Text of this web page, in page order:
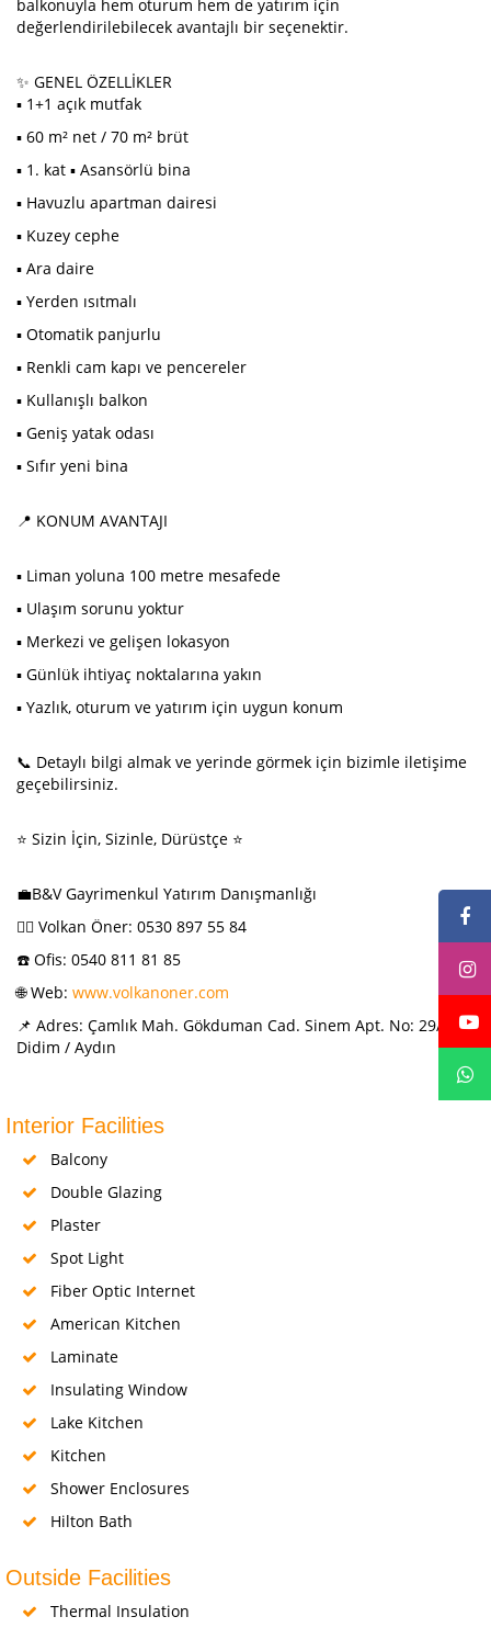
balkonuyla hem oturum hem de yatırım için
değerlendirilebilecek avantajlı bir seçenektir.
✨ GENEL ÖZELLİKLER
▪️ 1+1 açık mutfak
▪️ 60 m² net / 70 m² brüt
▪️ 1. kat ▪️ Asansörlü bina
▪️ Havuzlu apartman dairesi
▪️ Kuzey cephe
▪️ Ara daire
▪️ Yerden ısıtmalı
▪️ Otomatik panjurlu
▪️ Renkli cam kapı ve pencereler
▪️ Kullanışlı balkon
▪️ Geniş yatak odası
▪️ Sıfır yeni bina
📍 KONUM AVANTAJI
▪️ Liman yoluna 100 metre mesafede
▪️ Ulaşım sorunu yoktur
▪️ Merkezi ve gelişen lokasyon
▪️ Günlük ihtiyaç noktalarına yakın
▪️ Yazlık, oturum ve yatırım için uygun konum
📞 Detaylı bilgi almak ve yerinde görmek için bizimle iletişime
geçebilirsiniz.
⭐ Sizin İçin, Sizinle, Dürüstçe ⭐
💼B&V Gayrimenkul Yatırım Danışmanlığı
💁‍♂️ Volkan Öner: 0530 897 55 84
☎️ Ofis: 0540 811 81 85
🌐 Web: www.volkanoner.com
📌 Adres: Çamlık Mah. Gökduman Cad. Sinem Apt. No: 29/C
Didim / Aydın
Interior Facilities
Balcony
Double Glazing
Plaster
Spot Light
Fiber Optic Internet
American Kitchen
Laminate
Insulating Window
Lake Kitchen
Kitchen
Shower Enclosures
Hilton Bath
Outside Facilities
Thermal Insulation